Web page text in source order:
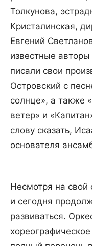
Толкунова,
Кристалинская,
Евгений
известные
писали свои
Островский с
солнце», а также
ветер» и
слову сказать,
основателя
Несмотря на свой
и сегодня
развиваться.